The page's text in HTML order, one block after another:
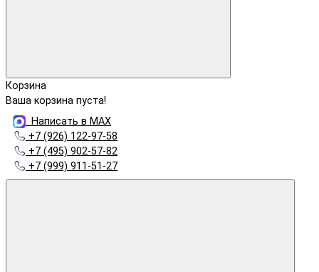
Корзина
Ваша корзина пуста!
Написать в MAX
+7 (926) 122-97-58
+7 (495) 902-57-82
+7 (999) 911-51-27